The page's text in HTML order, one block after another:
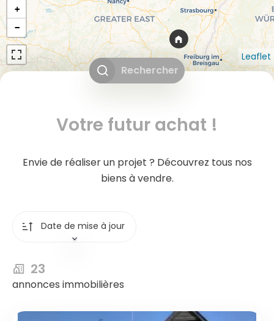
Rechercher
+
−
Leaflet
Votre futur achat !
Envie de réaliser un projet ? Découvrez tous nos
biens à vendre.
Date de mise à jour
23
annonces immobilières